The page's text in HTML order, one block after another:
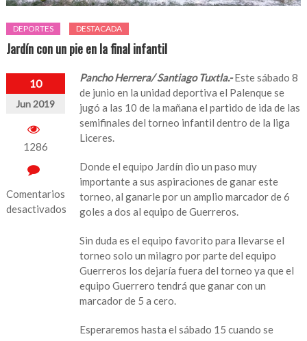
DEPORTES DESTACADA
Jardín con un pie en la final infantil
10
Jun 2019
1286
Comentarios
desactivados
Pancho Herrera/ Santiago Tuxtla.-Este sábado 8
de junio en la unidad deportiva el Palenque se
jugó a las 10 de la mañana el partido de ida de las
semifinales del torneo infantil dentro de la liga
Liceres.
Donde el equipo Jardín dio un paso muy
importante a sus aspiraciones de ganar este
torneo, al ganarle por un amplio marcador de 6
goles a dos al equipo de Guerreros.
Sin duda es el equipo favorito para llevarse el
torneo solo un milagro por parte del equipo
Guerreros los dejaría fuera del torneo ya que el
equipo Guerrero tendrá que ganar con un
marcador de 5 a cero.
Esperaremos hasta el sábado 15 cuando se